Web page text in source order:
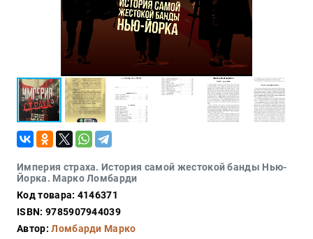
Империя страха. История самой жестокой банды Нью-
Йорка. Марко Ломбарди
Код товара: 4146371
ISBN: 9785907944039
Автор:Ломбарди Марко
Конспирология
Политика
Религия
Туризм
Разное
Кухня,
гастрономия,
кулинария
Закон
Красота
и